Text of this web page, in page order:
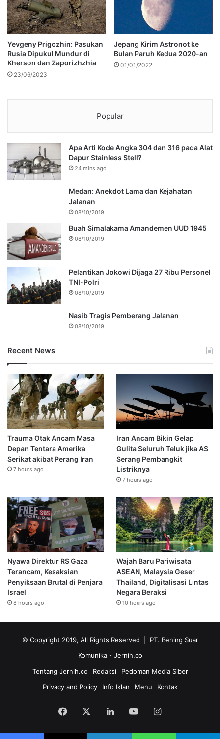
Yevgeny Prigozhin: Pasukan
Rusia Dipukul Mundur di
Kherson dan Zaporizhzhia
23/06/2023
Jepang Kirim Astronot ke
Bulan Paruh Kedua 2020-an
01/01/2022
Popular
Apa Arti Kode Angka 304 dan 316 pada Alat
Dapur Stainless Stell?
24 mins ago
Medan: Anekdot Lama dan Kejahatan
Jalanan
08/10/2019
Buah Simalakama Amandemen UUD 1945
08/10/2019
Pelantikan Jokowi Dijaga 27 Ribu Personel
TNI-Polri
08/10/2019
Nasib Tragis Pemberang Jalanan
08/10/2019
Recent News
Trauma Otak Ancam Masa
Depan Tentara Amerika
Serikat akibat Perang Iran
7 hours ago
Iran Ancam Bikin Gelap
Gulita Seluruh Teluk jika AS
Serang Pembangkit
Listriknya
7 hours ago
Nyawa Direktur RS Gaza
Terancam, Kesaksian
Penyiksaan Brutal di Penjara
Israel
8 hours ago
Wajah Baru Pariwisata
ASEAN, Malaysia Geser
Thailand, Digitalisasi Lintas
Negara Beraksi
10 hours ago
© Copyright 2019, All Rights Reserved | PT. Bening Suar
Komunika - Jernih.co
Tentang Jernih.co
Redaksi
Pedoman Media Siber
Privacy and Policy
Info Iklan Menu Kontak
Facebook LinkedInYouTubeInstagram